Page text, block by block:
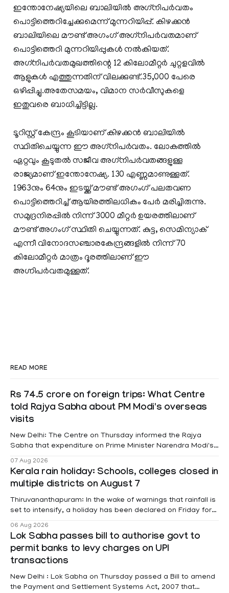
ഇന്തോനേഷ്യയിലെ ബാലിയില്‍ അഗ്‌നിപര്‍വതം
പൊട്ടിത്തെറിച്ചേക്കുമെന്ന് മുന്നറിയിപ്പ്. കിഴക്കന്‍
ബാലിയിലെ മൗണ്ട് അഗംഗ് അഗ്‌നിപര്‍വതമാണ്
പൊട്ടിത്തെറി മുന്നറിയിപ്പുകള്‍ നല്‍കിയത്.
അഗ്‌നിപര്‍വതമുഖത്തിന്റെ 12 കിലോമീറ്റര്‍ ചുറ്റളവില്‍
ആളുകള്‍ എത്തുന്നതിന് വിലക്കുണ്ട്.35,000 പേരെ
ഒഴിപ്പിച്ചു.അതേസമയം, വിമാന സര്‍വീസുകളെ
ഇതുവരെ ബാധിച്ചിട്ടില്ല.
ടൂറിസ്റ്റ് കേന്ദ്രം കൂടിയാണ് കിഴക്കന്‍ ബാലിയില്‍
സ്ഥിതിചെയ്യുന്ന ഈ അഗ്‌നിപര്‍വതം. ലോകത്തില്‍
ഏറ്റവും കൂടുതല്‍ സജീവ അഗ്‌നിപര്‍വതങ്ങളുള്ള
രാജ്യമാണ് ഇന്തോനേഷ്യ. 130 എണ്ണമാണുള്ളത്.
1963നും 64നും ഇടയ്ക്ക് മൗണ്ട് അഗംഗ് പലതവണ
പൊട്ടിത്തെറിച്ച് ആയിരത്തിലധികം പേര്‍ മരിച്ചിരുന്നു.
സമുദ്രനിരപ്പില്‍ നിന്ന് 3000 മീറ്റര്‍ ഉയരത്തിലാണ്
മൗണ്ട് അഗംഗ് സ്ഥിതി ചെയ്യുന്നത്. കുട്ട, സെമിന്യാക്
എന്നീ വിനോദസഞ്ചാരകേന്ദ്രങ്ങളില്‍ നിന്ന് 70
കിലോമീറ്റര്‍ മാത്രം ദൂരത്തിലാണ് ഈ
അഗ്നിപര്‍വതമുള്ളത്.
READ MORE
Rs 74.5 crore on foreign trips: What Centre
told Rajya Sabha about PM Modi's overseas
visits
New Delhi: The Centre on Thursday informed the Rajya
Sabha that expenditure on Prime Minister Narendra Modi's
foreign visits has crossed ₹74.5 crore in 2026 so far. The
information was provided by Minister of State for External
Affairs Pabitra Margherita in a written reply to questions
raised
07 Aug 2026
Kerala rain holiday: Schools, colleges closed in
multiple districts on August 7
Thiruvananthapuram: In the wake of warnings that rainfall is
set to intensify, a holiday has been declared on Friday for
educational institutions across Pathanamthitta, Alappuzha,
Kottayam, Wayanad and Kasaragod districts. Meanwhile, a
red alert remains in place on Thursday for Kottayam,
Pathanamtitta and Idukki districts. Following a red alert on
06 Aug 2026
Lok Sabha passes bill to authorise govt to
permit banks to levy charges on UPI
transactions
New Delhi : Lok Sabha on Thursday passed a Bill to amend
the Payment and Settlement Systems Act, 2007 that